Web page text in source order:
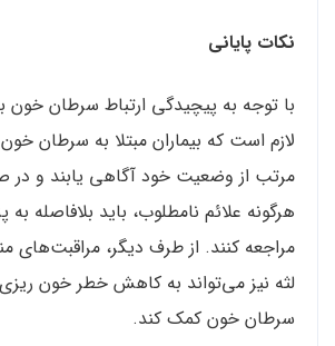
نکات پایانی
با توجه به پیچیدگی ارتباط سرطان خون
لازم است که بیماران مبتلا به سرطان
مرتب از وضعیت خود آگاهی یابند و
هرگونه علائم نامطلوب، باید بلافاصله
مراجعه کنند. از طرف دیگر، مراقبت‌های
لثه نیز می‌تواند به کاهش خطر خون ریزی
سرطان خون کمک کند.